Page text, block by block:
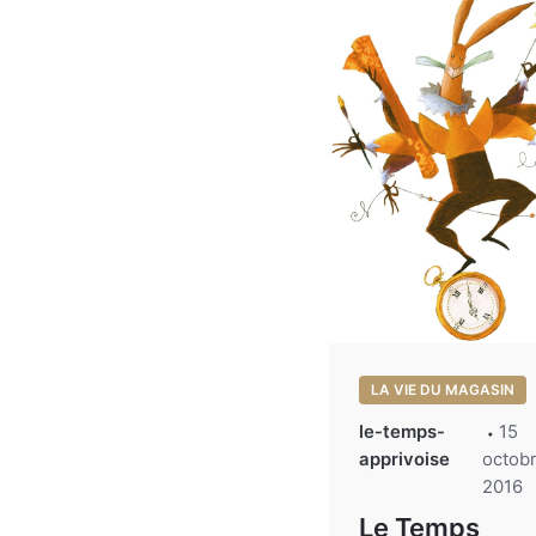
LA VIE DU MAGASIN
le-temps-
apprivoise
15
2016
Le Temps